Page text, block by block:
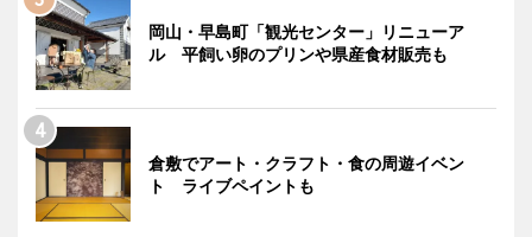
岡山・早島町「観光センター」リニューア
ル 平飼い卵のプリンや県産食材販売も
倉敷でアート・クラフト・食の周遊イベン
ト ライブペイントも